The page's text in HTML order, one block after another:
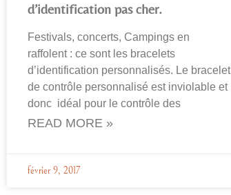
d’identification pas cher.
Festivals, concerts, Campings en
raffolent : ce sont les bracelets
d’identification personnalisés. Le bracelet
de contrôle personnalisé est inviolable et
donc idéal pour le contrôle des
READ MORE »
février 9, 2017